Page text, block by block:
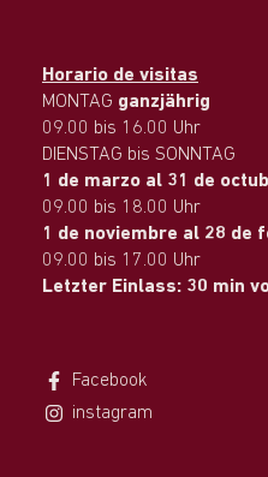
Horario de visitas
MONTAG ganzjährig
09.00 bis 16.00 Uhr
DIENSTAG bis SONNTAG
1 de marzo al 31 de
09.00 bis 18.00 Uhr
1 de noviembre al 28 de
09.00 bis 17.00 Uhr
Letzter Einlass: 30 min
Facebook
instagram